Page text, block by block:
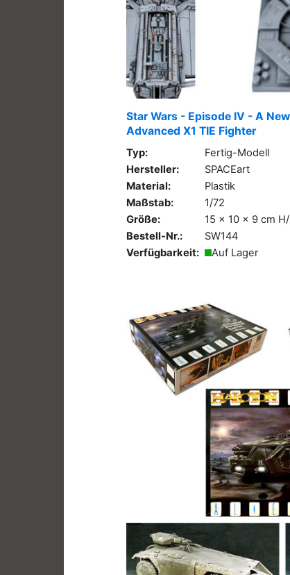
Star Wars - Episode IV - A
Advanced X1 TIE Fighter
Typ:
Fertig-Modell
Hersteller:
SPACEart
Material:
Plastik
Maßstab:
1/72
Größe:
15 x 10 x 9 cm
Bestell-Nr.:
SW144
Verfügbarkeit:
Auf Lager